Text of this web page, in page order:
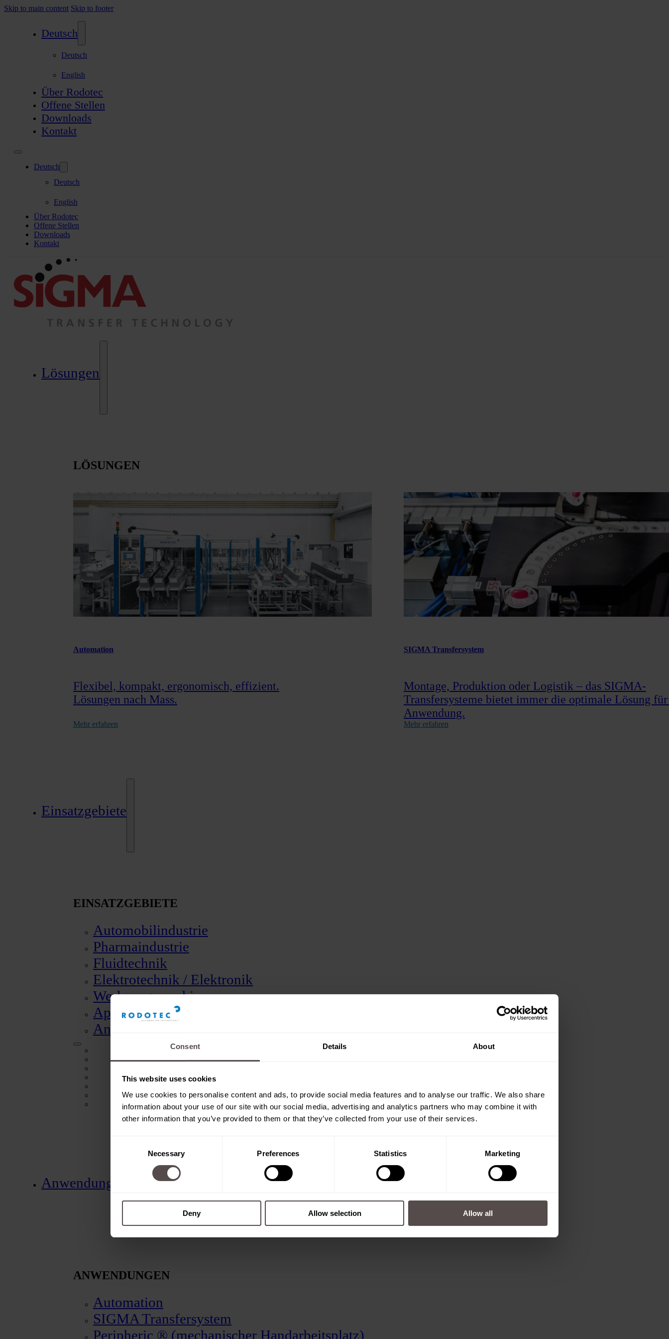
Consent Details About
This website uses cookies
We use cookies to personalise content and ads, to provide social media features and to analyse our traffic. We also share
information about your use of our site with our social media, advertising and analytics partners who may combine it with
other information that you’ve provided to them or that they’ve collected from your use of their services.
Necessary Preferences Statistics Marketing
Deny Allow selection Allow all
Skip to main content Skip to footer
Deutsch
Deutsch
English
Über Rodotec
Offene Stellen
Downloads
Kontakt
Deutsch
Deutsch
English
Über Rodotec
Offene Stellen
Downloads
Kontakt
Lösungen
LÖSUNGEN
Automation
Flexibel, kompakt, ergonomisch, effizient.
Lösungen nach Mass.
Mehr erfahren
SIGMA Transfersystem
Montage, Produktion oder Logistik – das SIGMA-
Transfersysteme bietet immer die optimale Lösung
Anwendung.
Mehr erfahren
Einsatzgebiete
EINSATZGEBIETE
Automobilindustrie
Pharmaindustrie
Fluidtechnik
Elektrotechnik / Elektronik
Werkzeugmaschinen
Apparate und Instrumentenbau
Andere Anwendungen
Pharmaindustrie
Elektrotechnik / Elektronik
Apparate und Instrumentenbau
Andere Anwendungen
Anwendungen
ANWENDUNGEN
Automation
SIGMA Transfersystem
Peripheric ® (mechanischer Handarbeitsplatz)